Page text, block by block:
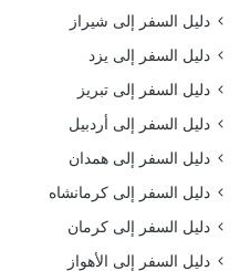
دليل السفر إلى شيراز
دليل السفر إلى يزد
دليل السفر إلى تبريز
دليل السفر إلى أردبيل
دليل السفر إلى همدان
دليل السفر إلى كرمانشاه
دليل السفر إلى كرمان
دليل السفر إلى الأهواز